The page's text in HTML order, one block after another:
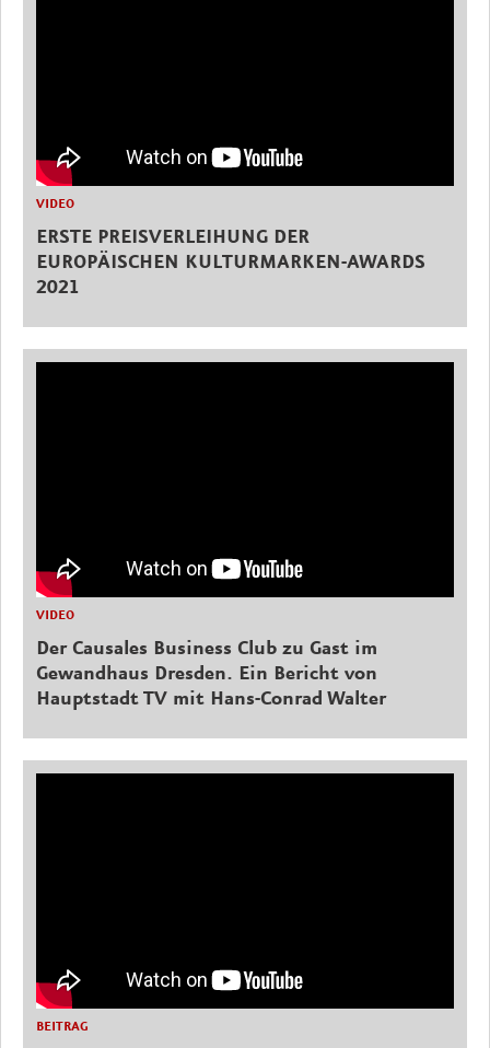
VIDEO
ERSTE PREISVERLEIHUNG DER
EUROPÄISCHEN KULTURMARKEN-AWARDS
2021
VIDEO
Der Causales Business Club zu Gast im
Gewandhaus Dresden. Ein Bericht von
Hauptstadt TV mit Hans-Conrad Walter
BEITRAG